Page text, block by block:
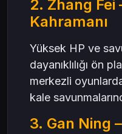
2. Zhang Fei
Kahramanı
Yüksek HP ve
dayanıklılığı ön
merkezli
kale
3. Gan Ning